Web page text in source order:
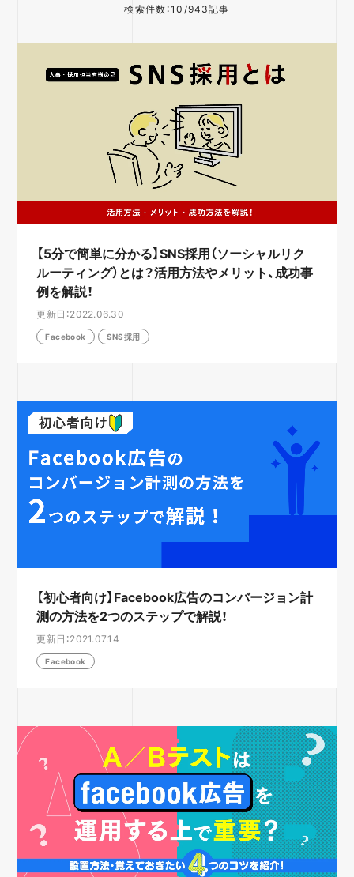
検索件数：10/943記事
【5分で簡単に分かる】SNS採用（ソーシャルリク
ルーティング）とは？活用方法やメリット、成功事
例を解説！
更新日：2022.06.30
Facebook SNS採用
【初心者向け】Facebook広告のコンバージョン計
測の方法を2つのステップで解説！
更新日：2021.07.14
Facebook